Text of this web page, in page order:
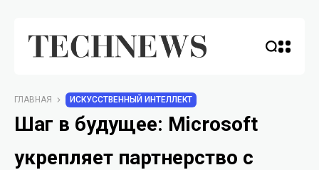
ГЛАВНАЯ ИСКУССТВЕННЫЙ ИНТЕЛЛЕКТ
Шаг в будущее: Microsoft
укрепляет партнерство с